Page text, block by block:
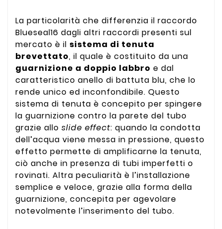
La particolarità che differenzia il raccordo
Blueseal16 dagli altri raccordi presenti sul
mercato è il sistema di tenuta
brevettato, il quale è costituito da una
guarnizione a doppio labbro e dal
caratteristico anello di battuta blu, che lo
rende unico ed inconfondibile. Questo
sistema di tenuta è concepito per spingere
la guarnizione contro la parete del tubo
grazie allo slide effect: quando la condotta
dell’acqua viene messa in pressione, questo
effetto permette di amplificarne la tenuta,
ciò anche in presenza di tubi imperfetti o
rovinati. Altra peculiarità è l’installazione
semplice e veloce, grazie alla forma della
guarnizione, concepita per agevolare
notevolmente l’inserimento del tubo.